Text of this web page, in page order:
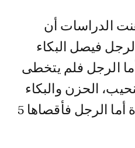
الدراسات أن
فيصل البكاء
مرات أما الرجل فلم يتخطى
الحزن والبكاء
الى 6 أشهر لدى المرأة أما الرجل فأقصاها 5